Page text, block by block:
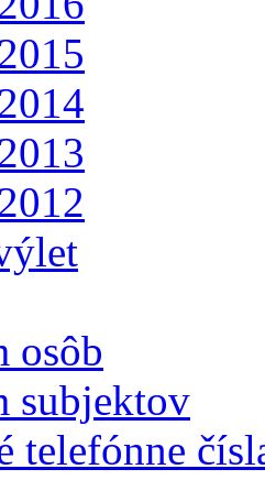
osôb
subjektov
telefónne